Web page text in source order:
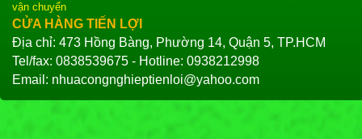
vận chuyển
CỬA HÀNG TIẾN LỢI
Địa chỉ: 473 Hồng Bàng, Phường 14, Quận 5, TP.HCM
Tel/fax: 0838539675 - Hotline: 0938212998
Email: nhuacongnghieptienloi@yahoo.com